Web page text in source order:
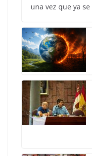
una vez que ya